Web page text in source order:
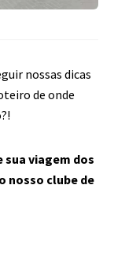
nossas dicas
de onde
sua viagem dos
nosso clube de